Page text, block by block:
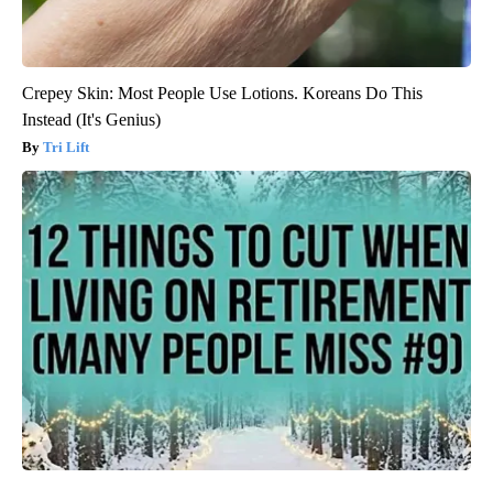
Crepey Skin: Most People Use Lotions. Koreans Do This
Instead (It's Genius)
Tri Lift